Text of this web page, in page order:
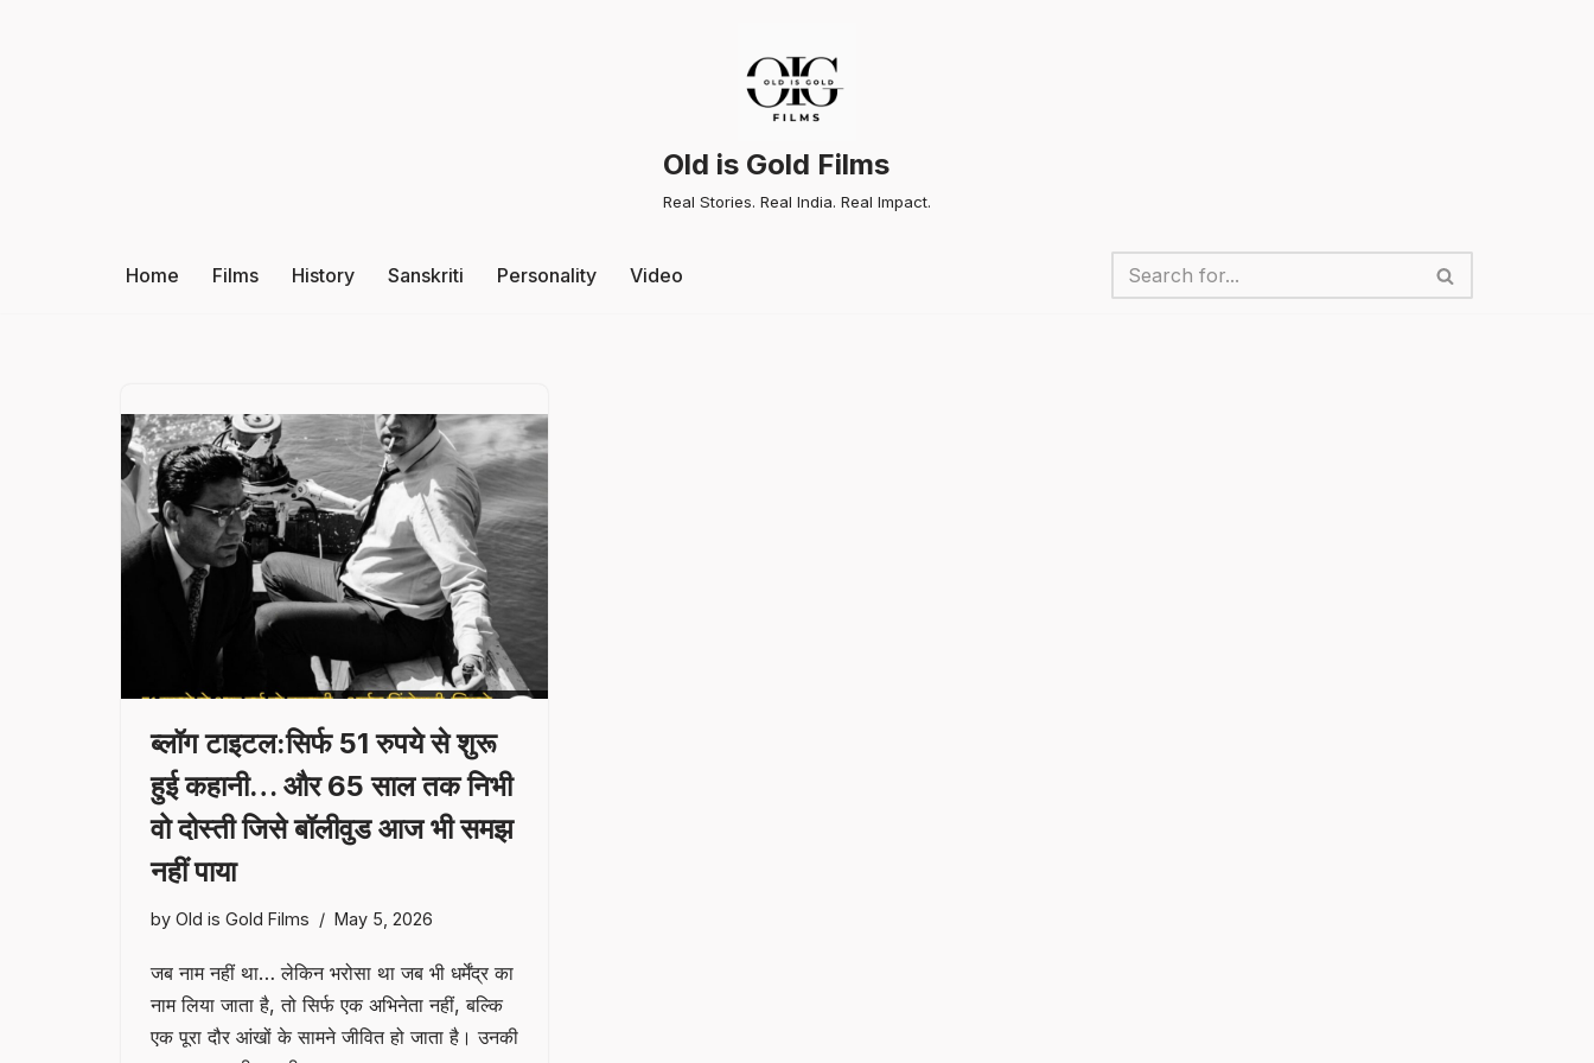
Old is Gold Films
Real Stories. Real India. Real Impact.
Home Films History Sanskriti Personality Video
ब्लॉग टाइटल:सिर्फ 51 रुपये से शुरू
हुई कहानी… और 65 साल तक निभी
वो दोस्ती जिसे बॉलीवुड आज भी समझ
नहीं पाया
by Old is Gold Films May 5, 2026
जब नाम नहीं था… लेकिन भरोसा था जब भी धर्मेंद्र का
नाम लिया जाता है, तो सिर्फ एक अभिनेता नहीं, बल्कि
एक पूरा दौर आंखों के सामने जीवित हो जाता है। उनकी